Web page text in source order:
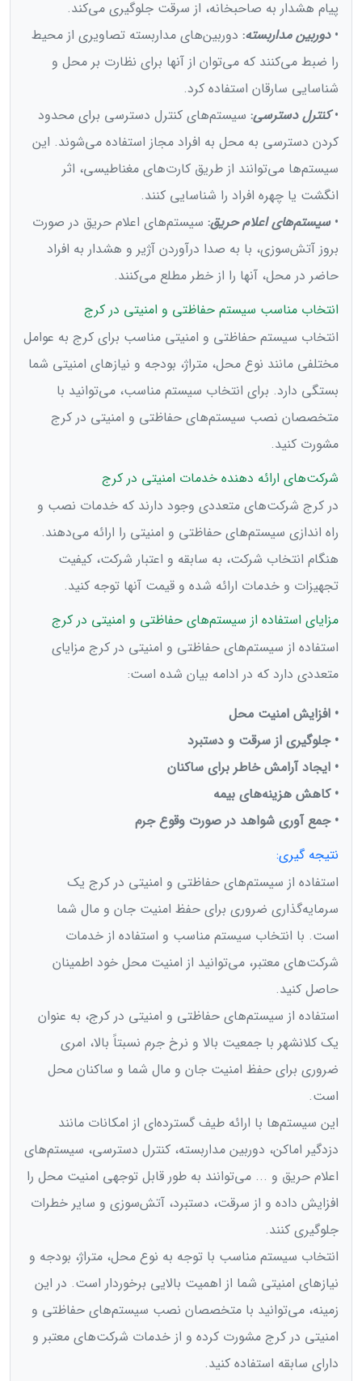
پیام هشدار به صاحبخانه، از سرقت جلوگیری می‌کند.
• دوربین مداربسته: دوربین‌های مداربسته تصاویری از محیط
را ضبط می‌کنند که می‌توان از آنها برای نظارت بر محل و
شناسایی سارقان استفاده کرد.
•کنترل دسترسی: سیستم‌های کنترل دسترسی برای محدود
کردن دسترسی به محل به افراد مجاز استفاده می‌شوند. این
سیستم‌ها می‌توانند از طریق کارت‌های مغناطیسی، اثر
انگشت یا چهره افراد را شناسایی کنند.
• سیستم‌های اعلام حریق: سیستم‌های اعلام حریق در صورت
بروز آتش‌سوزی، با به صدا درآوردن آژیر و هشدار به افراد
حاضر در محل، آنها را از خطر مطلع می‌کنند.
انتخاب مناسب سیستم حفاظتی و امنیتی در کرج
انتخاب سیستم حفاظتی و امنیتی مناسب برای کرج به عوامل
مختلفی مانند نوع محل، متراژ، بودجه و نیازهای امنیتی شما
بستگی دارد. برای انتخاب سیستم مناسب، می‌توانید با
متخصصان نصب سیستم‌های حفاظتی و امنیتی در کرج
مشورت کنید.
شرکت‌های ارائه دهنده خدمات امنیتی در کرج
در کرج شرکت‌های متعددی وجود دارند که خدمات نصب و
راه اندازی سیستم‌های حفاظتی و امنیتی را ارائه می‌دهند.
هنگام انتخاب شرکت، به سابقه و اعتبار شرکت، کیفیت
تجهیزات و خدمات ارائه شده و قیمت آنها توجه کنید.
مزایای استفاده از سیستم‌های حفاظتی و امنیتی در کرج
استفاده از سیستم‌های حفاظتی و امنیتی در کرج مزایای
متعددی دارد که در ادامه بیان شده است:
• افزایش امنیت محل
• جلوگیری از سرقت و دستبرد
• ایجاد آرامش خاطر برای ساکنان
• کاهش هزینه‌های بیمه
• جمع آوری شواهد در صورت وقوع جرم
نتیجه گیری:
استفاده از سیستم‌های حفاظتی و امنیتی در کرج یک
سرمایه‌گذاری ضروری برای حفظ امنیت جان و مال شما
است. با انتخاب سیستم مناسب و استفاده از خدمات
شرکت‌های معتبر، می‌توانید از امنیت محل خود اطمینان
حاصل کنید.
استفاده از سیستم‌های حفاظتی و امنیتی در کرج، به عنوان
یک کلانشهر با جمعیت بالا و نرخ جرم نسبتاً بالا، امری
ضروری برای حفظ امنیت جان و مال شما و ساکنان محل
است.
این سیستم‌ها با ارائه طیف گسترده‌ای از امکانات مانند
دزدگیر اماکن، دوربین مداربسته، کنترل دسترسی، سیستم‌های
اعلام حریق و ... می‌توانند به طور قابل توجهی امنیت محل را
افزایش داده و از سرقت، دستبرد، آتش‌سوزی و سایر خطرات
جلوگیری کنند.
انتخاب سیستم مناسب با توجه به نوع محل، متراژ، بودجه و
نیازهای امنیتی شما از اهمیت بالایی برخوردار است. در این
زمینه، می‌توانید با متخصصان نصب سیستم‌های حفاظتی و
امنیتی در کرج مشورت کرده و از خدمات شرکت‌های معتبر و
دارای سابقه استفاده کنید.